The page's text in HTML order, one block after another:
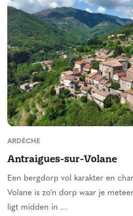
ARDÈCHE
Antraigues-sur-Volane
Een bergdorp vol karakter en
Volane is zo’n dorp waar je
ligt midden in ...